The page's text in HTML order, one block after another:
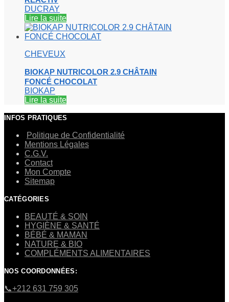
DUCRAY
Lire la suite
CHEVEUX
BIOKAP NUTRICOLOR 2.9 CHÂTAIN
FONCÉ CHOCOLAT
BIOKAP
Lire la suite
INFOS PRATIQUES
Politique de Confidentialité
Mentions Légales
C.G.V.
Contact
Mon Compte
Sitemap
CATÉGORIES
BEAUTÉ & SOIN
HYGIÈNE & SANTÉ
BÉBÉ & MAMAN
NATURE & BIO
COMPLÉMENTS ALIMENTAIRES
NOS COORDONNÉES:
​📞+212 631 759 305